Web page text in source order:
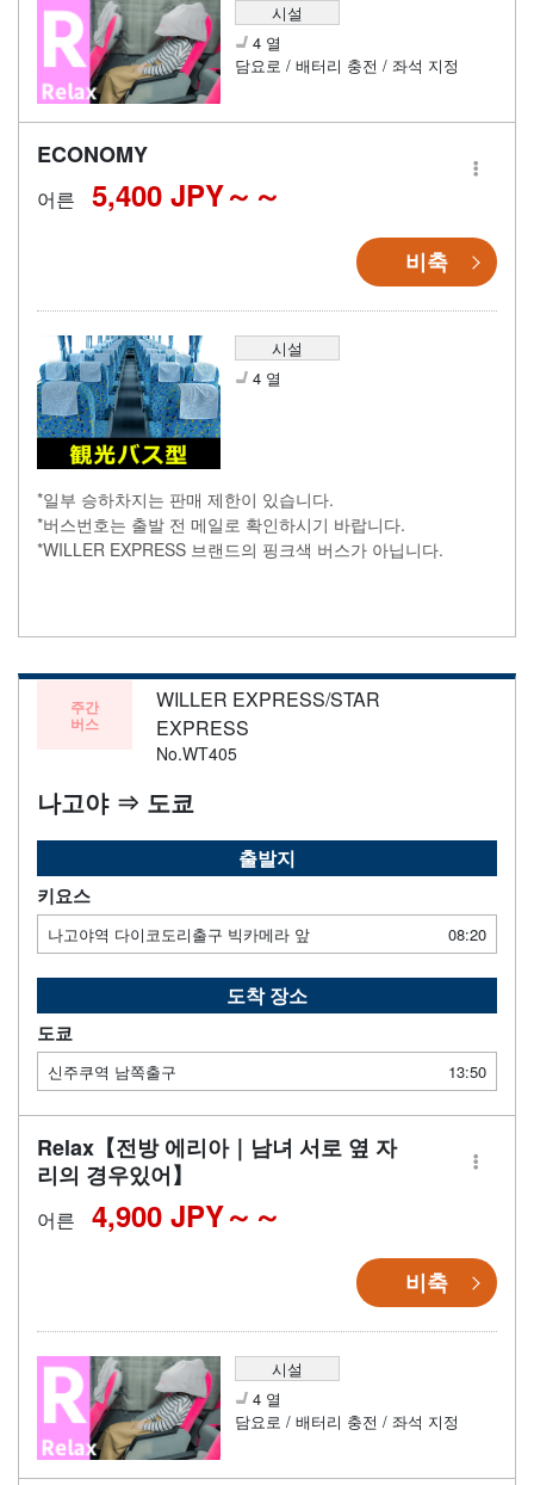
시설
4 열
담요로 / 배터리 충전 / 좌석 지정
ECONOMY
어른 5,400 JPY～
비축
시설
4 열
*일부 승하차지는 판매 제한이 있습니다.
*버스번호는 출발 전 메일로 확인하시기 바랍니다.
*WILLER EXPRESS 브랜드의 핑크색 버스가 아닙니다.
주간
버스
WILLER EXPRESS/STAR
EXPRESS
No.WT405
나고야 ⇒ 도쿄
출발지
키요스
나고야역 다이코도리출구 빅카메라 앞 08:20
도착 장소
도쿄
신주쿠역 남쪽출구 13:50
Relax【전방 에리아｜남녀 서로 옆 자
리의 경우있어】
어른 4,900 JPY～
비축
시설
4 열
담요로 / 배터리 충전 / 좌석 지정